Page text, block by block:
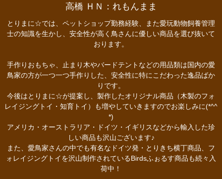
高橋 ＨＮ：れもんまま
とりまに☆では、ペットショップ勤務経験、また愛玩動物飼養管理
士の知識を生かし、安全性が高く鳥さんに優しい商品を選び抜いて
おります。
手作りおもちゃ、止まり木やバードテントなどの用品類は国内の愛
鳥家の方が一つ一つ手作りした、安全性に特にこだわった逸品ばか
りです。
今後はとりまに☆が提案し、製作したオリジナル商品（木製のフォ
レイジングトイ・知育トイ）も増やしていきますのでお楽しみに(*^^
*)
アメリカ・オーストラリア・ドイツ・イギリスなどから輸入した珍
しい商品も沢山ございます♪
また、愛鳥家さんの中でも有名なドイツ発・とりきち横丁商品、フ
ォレイジングトイを沢山制作されているBirdsふぉるす商品も続々入
荷中！